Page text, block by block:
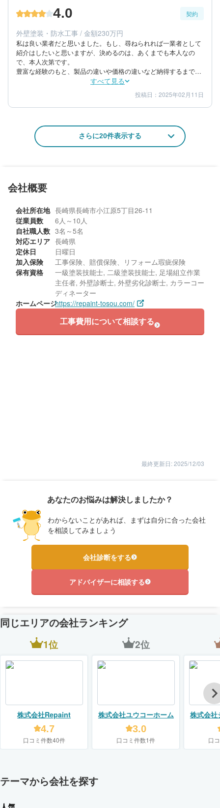
60代/男性/一棟アパート
築年数：30年
4.0 契約
外壁塗装・防水工事 / 金額230万円
私は良い業者だと思いました。もし、尋ねられれば一業者として
紹介はしたいと思いますが、決めるのは、あくまでも本人なの
で、本人次第です。
豊富な経験のもと、製品の違いや価格の違いなど納得するまで丁
寧に説明してくれた。また、アパートをさらに良く見せるための
4社程度の見積もりを行ったが、同じ塗料でかなり高く出してき
た業者もおり、他社と比較して良心的だと感じた。
なども丁寧に説明してくれて納得できた
すべて見る
金額感 4
担当者 4
60代/男性/一棟アパート
エリア：長崎県長崎市
築年数：30年
投稿日：2025年02月11日
さらに20件表示する
会社概要
会社所在地 長崎県長崎市小江原5丁目26-11
従業員数
6人～10人
自社職人数 3名～5名
対応エリア 長崎県
定休日
日曜日
加入保険
工事保険、賠償保険、リフォーム瑕疵保険
保有資格
一級塗装技能士, 二級塗装技能士, 足場組立作業
主任者, 外壁診断士, 外壁劣化診断士, カラーコー
ディネーター
ホームページhttps://repaint-tosou.com/
工事費用について相談する
最終更新日: 2025/12/03
あなたのお悩みは解決しましたか？
わからないことがあれば、まずは自分に合った会社
を相談してみましょう
会社診断をする
アドバイザーに相談する
同じエリアの会社ランキング
1位
株式会社Repaint
4.7
口コミ件数40件
2位
株式会社ユウコーホーム
3.0
口コミ件数1件
株式会社
口
テーマから会社を探す